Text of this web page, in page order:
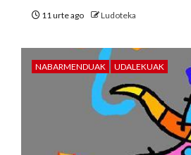
11 urte ago Ludoteka
NABARMENDUAK UDALEKUAK